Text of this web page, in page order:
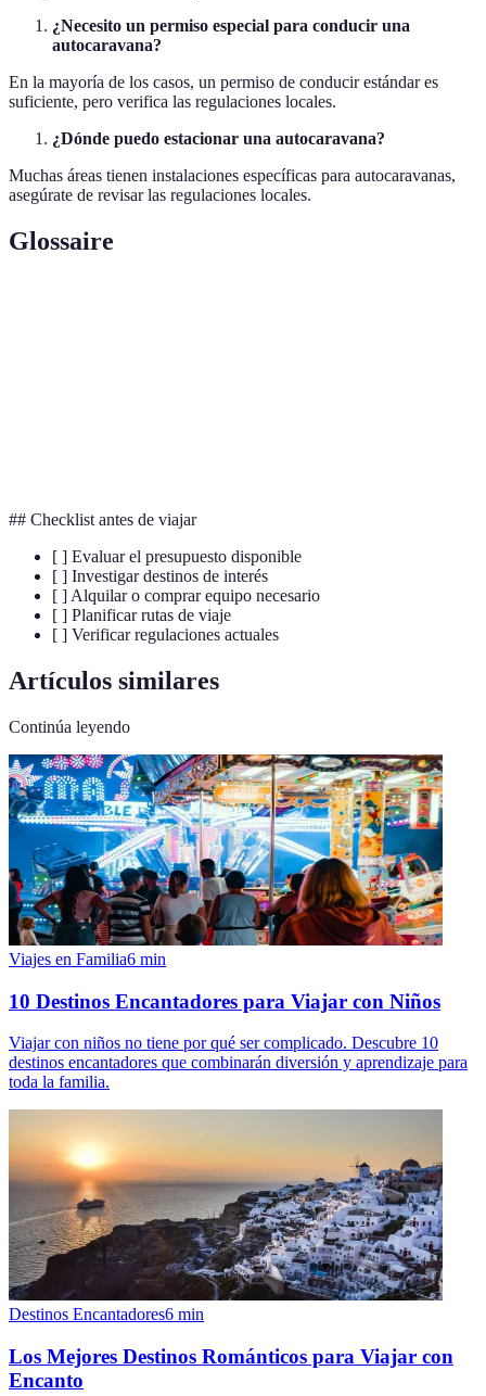
¿Necesito un permiso especial para conducir una
autocaravana?
En la mayoría de los casos, un permiso de conducir estándar es
suficiente, pero verifica las regulaciones locales.
¿Dónde puedo estacionar una autocaravana?
Muchas áreas tienen instalaciones específicas para autocaravanas,
asegúrate de revisar las regulaciones locales.
Glossaire
## Checklist antes de viajar
[ ] Evaluar el presupuesto disponible
[ ] Investigar destinos de interés
[ ] Alquilar o comprar equipo necesario
[ ] Planificar rutas de viaje
[ ] Verificar regulaciones actuales
Artículos similares
Continúa leyendo
Viajes en Familia6 min
10 Destinos Encantadores para Viajar con Niños
Viajar con niños no tiene por qué ser complicado. Descubre 10
destinos encantadores que combinarán diversión y aprendizaje para
toda la familia.
Destinos Encantadores6 min
Los Mejores Destinos Románticos para Viajar con
Encanto